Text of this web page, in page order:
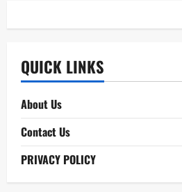
QUICK LINKS
About Us
Contact Us
PRIVACY POLICY